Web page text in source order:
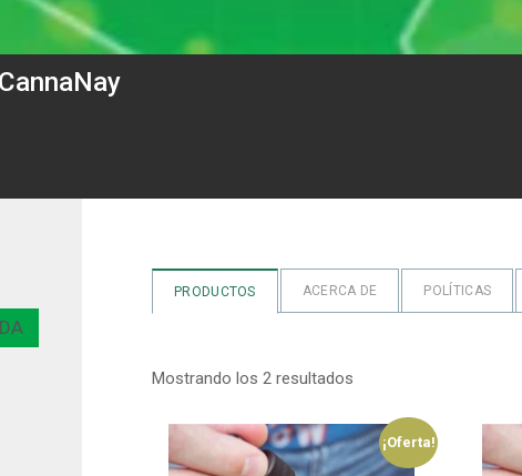
CannaNay
PRODUCTOS ACERCA DE POLÍTICAS
Mostrando los 2 resultados
¡Oferta!